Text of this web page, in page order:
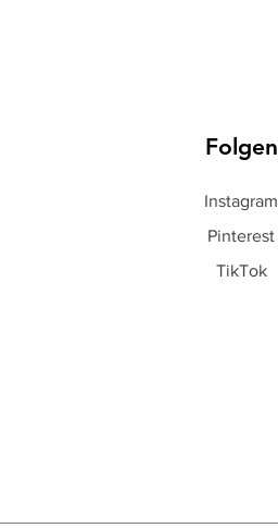
Folgen
Instagram
Pinterest
TikTok